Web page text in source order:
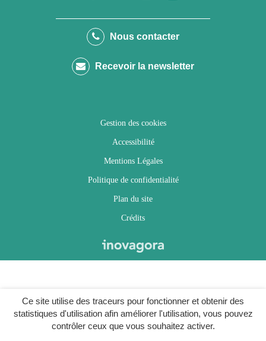
Ce site utilise des traceurs pour fonctionner et obtenir des
statistiques d'utilisation afin améliorer l'utilisation, vous pouvez
contrôler ceux que vous souhaitez activer.
le
Facebook
le
Twitter
le
Instagram
Youtube
Nous contacter
Recevoir la newsletter
Gestion des cookies
Accessibilité
Mentions Légales
Politique de confidentialité
Plan du site
Crédits